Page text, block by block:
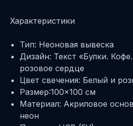
Характеристики
Тип: Неоновая вывеска
Дизайн: Текст «Булки.
розовое сердце
Цвет свечения: Белый и
Размер:100×100 см
Материал: Акриловое
неон